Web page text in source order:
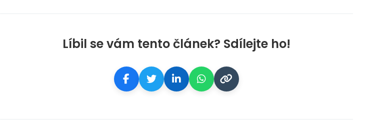
Líbil se vám tento článek? Sdílejte ho!